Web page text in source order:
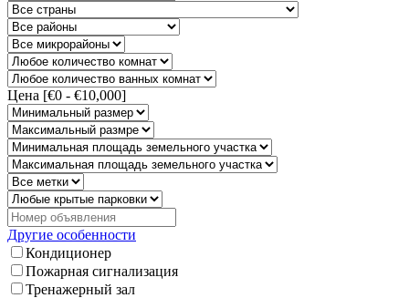
Цена [€0 - €10,000]
Другие особенности
Кондиционер
Пожарная сигнализация
Тренажерный зал